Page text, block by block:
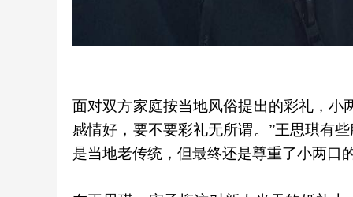
面对双方家庭按当地风俗提出的彩礼，小
感情好，要不要彩礼无所谓。”王思琪有
是当地老传统，但最终还是尊重了小两口